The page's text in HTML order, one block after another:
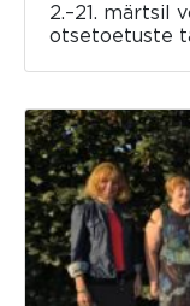
2.–21. märtsil
otsetoetuste